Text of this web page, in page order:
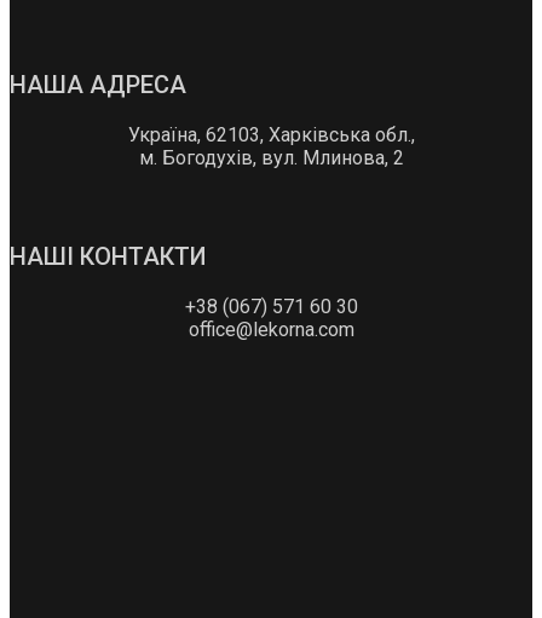
НАША АДРЕСА
Україна, 62103, Харківська обл.,
м. Богодухів, вул. Млинова, 2
НАШІ КОНТАКТИ
+38 (067) 571 60 30
office@lekorna.com